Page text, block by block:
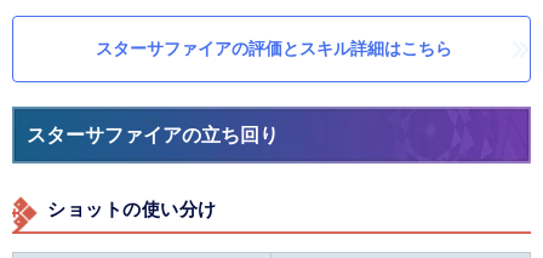
スターサファイアの評価とスキル詳細はこちら
スターサファイアの立ち回り
ショットの使い分け